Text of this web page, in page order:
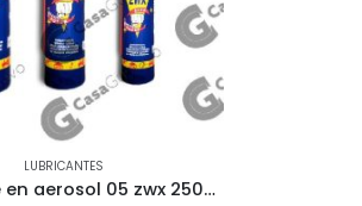
LUBRICANTES
Lubricante en aerosol 05 zwx 250cc